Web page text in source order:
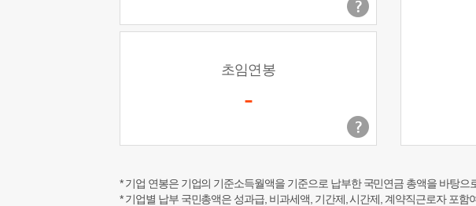
초임연봉
-
* 기업 연봉은 기업의 기준소득월액을 기준으로 납부한 국민연금 총액을 바탕으
* 기업별 납부 국민총액은 성과급, 비과세액, 기간제, 시간제, 계약직근로자 포